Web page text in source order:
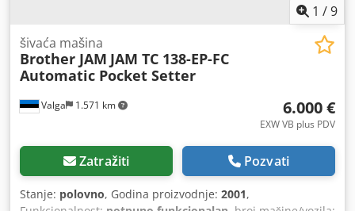
1 /9
Valga 1.571 km
šivaća mašina
Brother JAM JAM TC 138-EP-FC
Automatic Pocket Setter
6.000 €
EXW VB plus PDV
Zatražiti Pozvati
Stanje: polovno, Godina proizvodnje: 2001,